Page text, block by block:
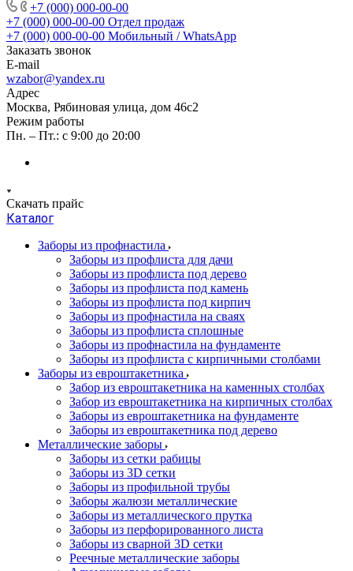
+7 (000) 000-00-00
+7 (000) 000-00-00 Отдел продаж
+7 (000) 000-00-00 Мобильный / WhatsApp
Заказать звонок
E-mail
wzabor@yandex.ru
Адрес
Москва, Рябиновая улица, дом 46с2
Режим работы
Пн. – Пт.: с 9:00 до 20:00
Скачать прайс
Каталог
Заборы из профнастила
Заборы из профлиста для дачи
Заборы из профлиста под дерево
Заборы из профлиста под камень
Заборы из профлиста под кирпич
Заборы из профнастила на сваях
Заборы из профлиста сплошные
Заборы из профнастила на фундаменте
Заборы из профлиста с кирпичными столбами
Заборы из евроштакетника
Забор из евроштакетника на каменных столбах
Забор из евроштакетника на кирпичных столбах
Заборы из евроштакетника на фундаменте
Заборы из евроштакетника под дерево
Металлические заборы
Заборы из сетки рабицы
Заборы из 3D сетки
Заборы из профильной трубы
Заборы жалюзи металлические
Заборы из металлического прутка
Заборы из перфорированного листа
Заборы из сварной 3D сетки
Реечные металлические заборы